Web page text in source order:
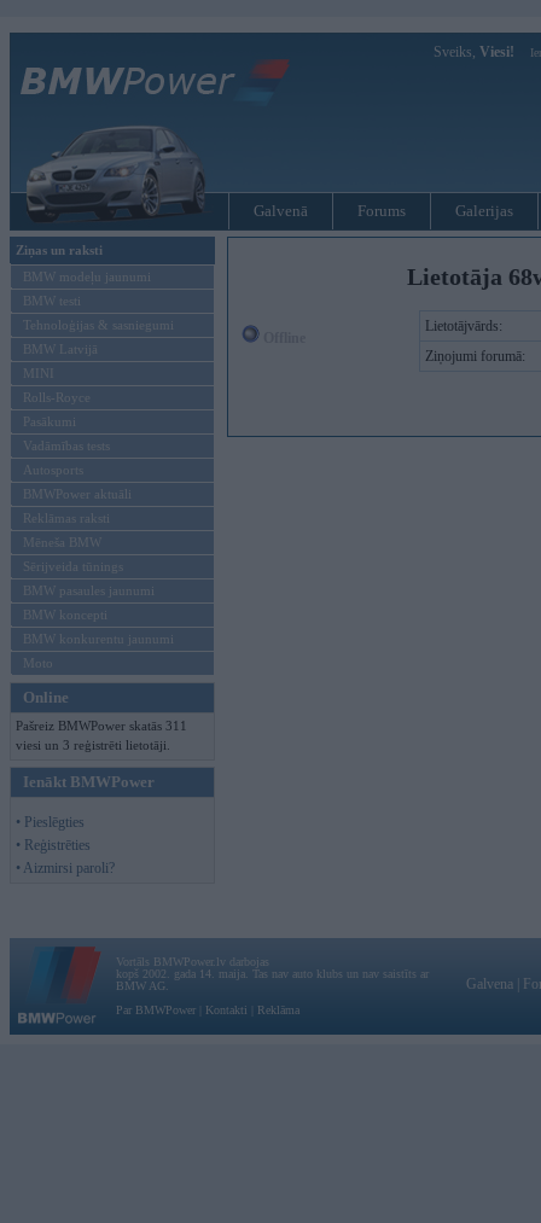
Sveiks, Viesi!
Galvenā Forums Galerijas
Ziņas un raksti
BMW modeļu jaunumi
BMW testi
Tehnoloģijas & sasniegumi
BMW Latvijā
MINI
Rolls-Royce
Pasākumi
Vadāmības tests
Autosports
BMWPower aktuāli
Reklāmas raksti
Mēneša BMW
Sērijveida tūnings
BMW pasaules jaunumi
BMW koncepti
BMW konkurentu jaunumi
Moto
Online
Pašreiz BMWPower skatās 311
viesi un 3 reģistrēti lietotāji.
Ienākt BMWPower
• Pieslēgties
• Reģistrēties
• Aizmirsi paroli?
Lietotāja
Lietotājvārds:
Ziņojumi forumā:
Vortāls BMWPower.lv darbojas
kopš 2002. gada 14. maija. Tas nav auto klubs un nav saistīts ar
BMW AG.
Par BMWPower
Kontakti Reklāma
Galvena